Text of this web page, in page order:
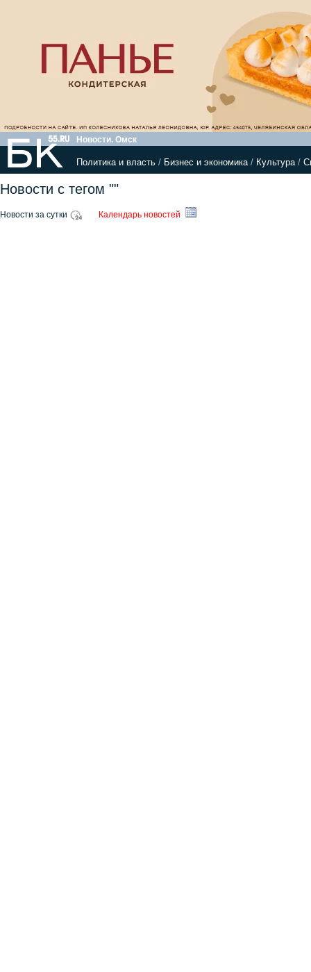
Новости. Омск
Политика и власть / Бизнес и экономика/ Культура/
Новости с тегом ""
Новости за сутки Календарь новостей